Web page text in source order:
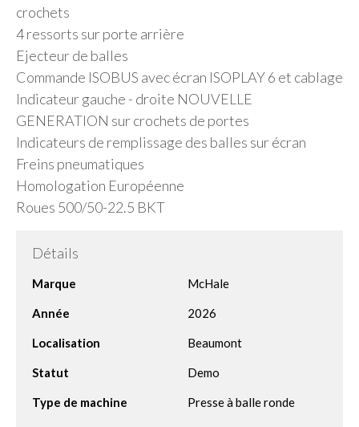
crochets
4 ressorts sur porte arrière
Ejecteur de balles
Commande ISOBUS avec écran ISOPLAY 6 et cablage
Indicateur gauche - droite NOUVELLE
GENERATION sur crochets de portes
Indicateurs de remplissage des balles sur écran
Freins pneumatiques
Homologation Européenne
Roues 500/50-22.5 BKT
Détails
Marque McHale
Année 2026
Localisation Beaumont
Statut Demo
Type de machine Presse à balle ronde